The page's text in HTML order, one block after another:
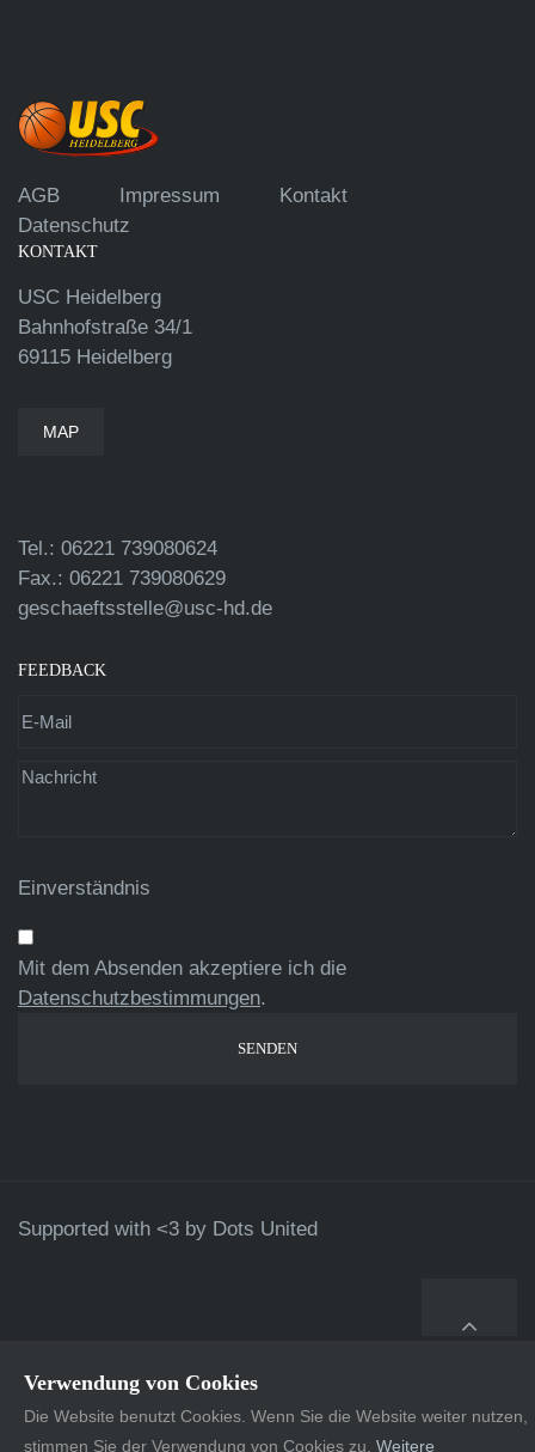
AGB Impressum
Kontakt
Datenschutz
KONTAKT
USC Heidelberg
Bahnhofstraße 34/1
69115 Heidelberg
MAP
Tel.: 06221 739080624
Fax.: 06221 739080629
geschaeftsstelle@usc-hd.de
FEEDBACK
Einverständnis
Mit dem Absenden akzeptiere ich die
Datenschutzbestimmungen.
Supported with <3 by Dots United
Verwendung von Cookies
Die Website benutzt Cookies. Wenn Sie die Website weiter nutzen,
stimmen Sie der Verwendung von Cookies zu. Weitere